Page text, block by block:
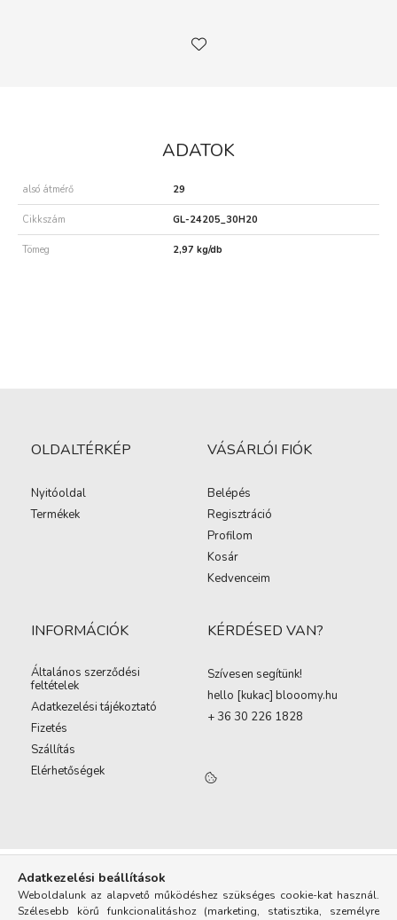
ADATOK
alsó átmérő 29
Cikkszám GL-24205_30H20
Tömeg 2,97 kg/db
OLDALTÉRKÉP
Nyitóoldal
Termékek
VÁSÁRLÓI FIÓK
Belépés
Regisztráció
Profilom
Kosár
Kedvenceim
INFORMÁCIÓK
Általános szerződési
feltételek
Adatkezelési tájékoztató
Fizetés
Szállítás
Elérhetőségek
KÉRDÉSED VAN?
Szívesen segítünk!
hello [kukac] blooomy.hu
+ 36 30 226 1828
Adatkezelési beállítások
Weboldalunk az alapvető működéshez szükséges cookie-kat használ.
Szélesebb körű funkcionalitáshoz (marketing, statisztika, személyre